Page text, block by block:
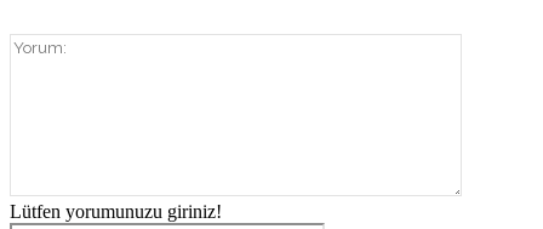
Lütfen yorumunuzu giriniz!